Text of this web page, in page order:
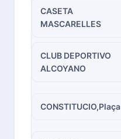
CASETA
MASCARELLES
CLUB DEPORTIVO
ALCOYANO
CONSTITUCIO,Plaça